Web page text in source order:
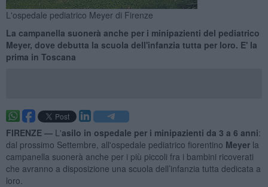
L'ospedale pediatrico Meyer di Firenze
La campanella suonerà anche per i minipazienti del pediatrico
Meyer, dove debutta la scuola dell'infanzia tutta per loro. E' la
prima in Toscana
FIRENZE — L'asilo in ospedale per i minipazienti da 3 a 6 anni:
dal prossimo Settembre, all'ospedale pediatrico fiorentino Meyer la
campanella suonerà anche per i più piccoli fra i bambini ricoverati
che avranno a disposizione una scuola dell’infanzia tutta dedicata a
loro.